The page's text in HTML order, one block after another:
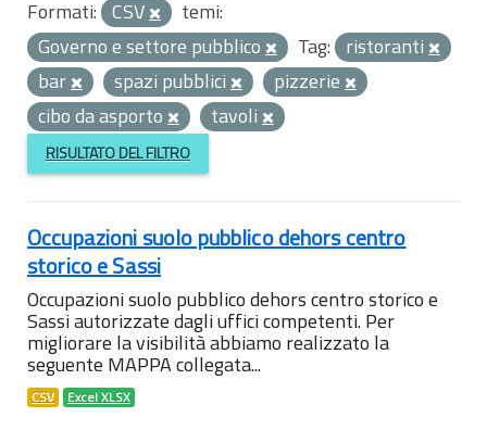
Formati: CSV
temi:
Governo e settore pubblico
Tag: ristoranti
bar
spazi pubblici
pizzerie
cibo da asporto
tavoli
RISULTATO DEL FILTRO
Occupazioni suolo pubblico dehors centro
storico e Sassi
Occupazioni suolo pubblico dehors centro storico e
Sassi autorizzate dagli uffici competenti. Per
migliorare la visibilità abbiamo realizzato la
seguente MAPPA collegata...
CSV Excel XLSX